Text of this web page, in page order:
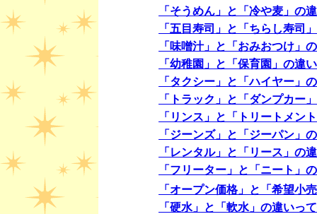
「そうめん」と「冷や麦」の
「五目寿司」と「ちらし寿司
「味噌汁」と「おみおつけ」
「幼稚園」と「保育園」の違
「タクシー」と「ハイヤー」
「トラック」と「ダンプカー
「リンス」と「トリートメン
「ジーンズ」と「ジーパン」
「レンタル」と「リース」の
「フリーター」と「ニート」
「オープン価格」と「希望小
「硬水」と「軟水」の違いっ